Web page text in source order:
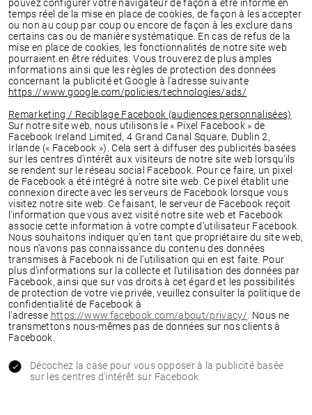
pouvez configurer votre navigateur de façon à être informé en
temps réel de la mise en place de cookies, de façon à les accepter
ou non au coup par coup ou encore de façon à les exclure dans
certains cas ou de manière systématique. En cas de refus de la
mise en place de cookies, les fonctionnalités de notre site web
pourraient en être réduites. Vous trouverez de plus amples
informations ainsi que les règles de protection des données
concernant la publicité et Google à l'adresse suivante
https://www.google.com/policies/technologies/ads/
Remarketing / Reciblage Facebook (audiences personnalisées)
Sur notre site web, nous utilisons le « Pixel Facebook » de
Facebook Ireland Limited, 4 Grand Canal Square, Dublin 2,
Irlande (« Facebook »). Cela sert à diffuser des publicités basées
sur les centres d'intérêt aux visiteurs de notre site web lorsqu'ils
se rendent sur le réseau social Facebook. Pour ce faire, un pixel
de Facebook a été intégré à notre site web. Ce pixel établit une
connexion directe avec les serveurs de Facebook lorsque vous
visitez notre site web. Ce faisant, le serveur de Facebook reçoit
l'information que vous avez visité notre site web et Facebook
associe cette information à votre compte d'utilisateur Facebook.
Nous souhaitons indiquer qu’en tant que propriétaire du site web,
nous n’avons pas connaissance du contenu des données
transmises à Facebook ni de l’utilisation qui en est faite. Pour
plus d'informations sur la collecte et l'utilisation des données par
Facebook, ainsi que sur vos droits à cet égard et les possibilités
de protection de votre vie privée, veuillez consulter la politique de
confidentialité de Facebook à
l'adresse https://www.facebook.com/about/privacy/ Nous ne
transmettons nous-mêmes pas de données sur nos clients à
Facebook.
Décochez la case pour vous opposer à la publicité basée
sur les centres d'intérêt sur Facebook.